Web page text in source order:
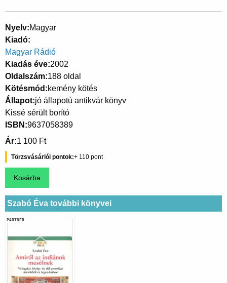
Nyelv Magyar
Kiadó
Magyar Rádió
Kiadás éve 2002
Oldalszám 188 oldal
Kötésmód kemény kötés
Állapot jó állapotú antikvár könyv
Kissé sérült borító
ISBN 9637058389
Ár 1 100 Ft
Törzsvásárlói pontok 110
Szabó Éva további könyvei
PARTNER